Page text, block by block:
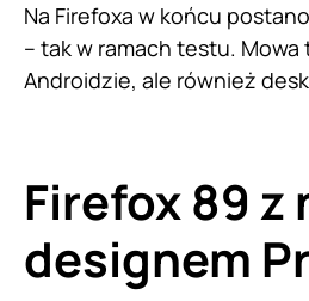
Na Firefoxa w końcu
– tak w ramach testu. Mowa
Androidzie, ale również
Firefox 89 z
designem